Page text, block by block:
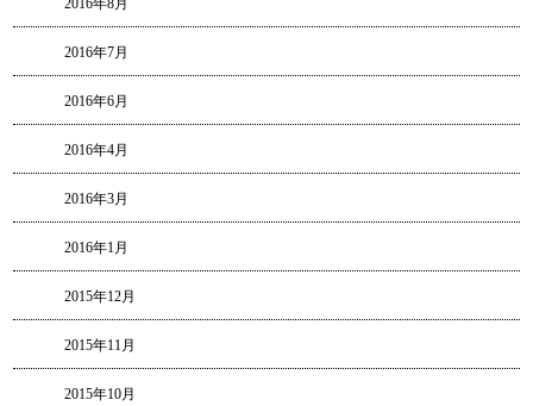
2016年8月
2016年7月
2016年6月
2016年4月
2016年3月
2016年1月
2015年12月
2015年11月
2015年10月